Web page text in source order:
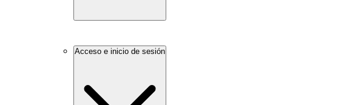
Acceso e inicio de sesión